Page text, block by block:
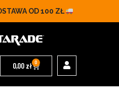
OD 100 ZŁ
0,00 zł 0